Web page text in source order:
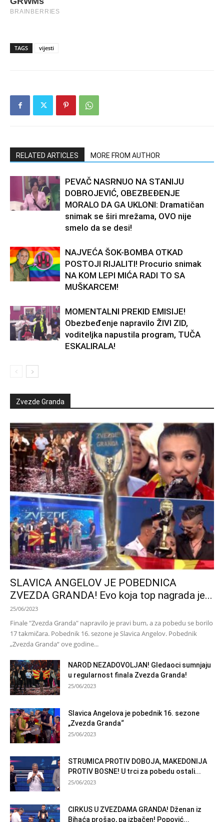
TAGS vijesti
RELATED ARTICLES MORE FROM AUTHOR
PEVAČ NASRNUO NA STANIJU
DOBROJEVIĆ, OBEZBEĐENJE
MORALO DA GA UKLONI: Dramatičan
snimak se širi mrežama, OVO nije
smelo da se desi!
NAJVEĆA ŠOK-BOMBA OTKAD
POSTOJI RIJALITI! Procurio snimak
NA KOM LEPI MIĆA RADI TO SA
MUŠKARCEM!
MOMENTALNI PREKID EMISIJE!
Obezbeđenje napravilo ŽIVI ZID,
voditeljka napustila program, TUČA
ESKALIRALA!
Zvezde Granda
SLAVICA ANGELOV JE POBEDNICA
ZVEZDA GRANDA! Evo koja top nagrada je...
25/06/2023
Finale "Zvezda Granda" napravilo je pravi bum, a za pobedu se borilo
17 takmičara. Pobednik 16. sezone je Slavica Angelov. Pobednik
„Zvezda Granda“ ove godine...
NAROD NEZADOVOLJAN! Gledaoci sumnjaju
u regularnost finala Zvezda Granda!
25/06/2023
Slavica Angelova je pobednik 16. sezone
„Zvezda Granda“
25/06/2023
STRUMICA PROTIV DOBOJA, MAKEDONIJA
PROTIV BOSNE! U trci za pobedu ostali...
25/06/2023
CIRKUS U ZVEZDAMA GRANDA! Dženan iz
Bihaća prošao, pa izbačen! Popović...